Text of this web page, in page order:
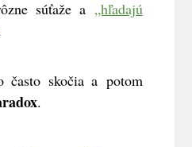
súťaže a „hľadajú
skočia a potom
.